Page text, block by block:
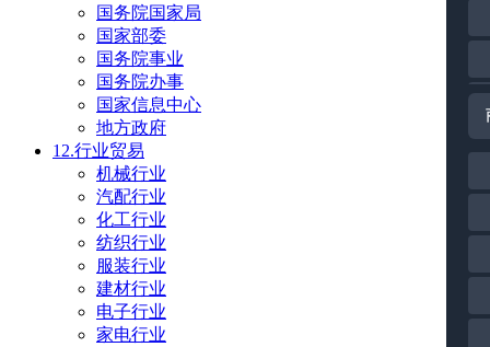
国务院国家局
国家部委
国务院事业
国务院办事
国家信息中心
地方政府
12.行业贸易
机械行业
汽配行业
化工行业
纺织行业
服装行业
建材行业
电子行业
家电行业